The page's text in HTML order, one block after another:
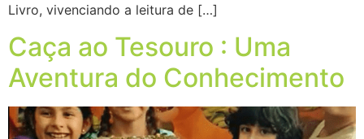
Livro, vivenciando a leitura de […]
Caça ao Tesouro : Uma
Aventura do Conhecimento